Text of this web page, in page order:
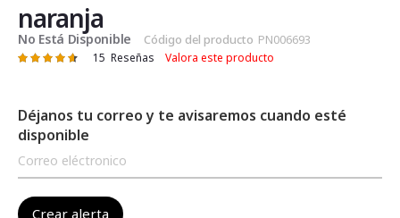
de
imágenes
naranja
No Está Disponible Código del producto PN006693
Valoración: 15 Reseñas Valora este producto
Déjanos tu correo y te avisaremos cuando esté
disponible